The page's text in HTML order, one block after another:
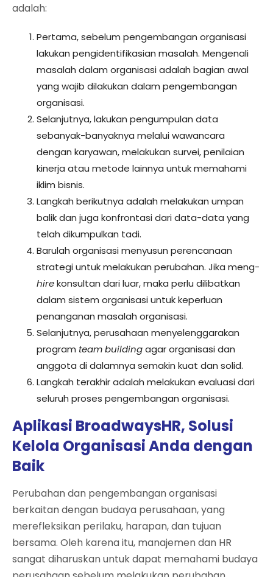
adalah:
Pertama, sebelum pengembangan organisasi
lakukan pengidentifikasian masalah. Mengenali
masalah dalam organisasi adalah bagian awal
yang wajib dilakukan dalam pengembangan
organisasi.
Selanjutnya, lakukan pengumpulan data
sebanyak-banyaknya melalui wawancara
dengan karyawan, melakukan survei, penilaian
kinerja atau metode lainnya untuk memahami
iklim bisnis.
Langkah berikutnya adalah melakukan umpan
balik dan juga konfrontasi dari data-data yang
telah dikumpulkan tadi.
Barulah organisasi menyusun perencanaan
strategi untuk melakukan perubahan. Jika meng-
hirekonsultan dari luar, maka perlu dilibatkan
dalam sistem organisasi untuk keperluan
penanganan masalah organisasi.
Selanjutnya, perusahaan menyelenggarakan
program team buildingagar organisasi dan
anggota di dalamnya semakin kuat dan solid.
Langkah terakhir adalah melakukan evaluasi dari
seluruh proses pengembangan organisasi.
Aplikasi BroadwaysHR, Solusi
Kelola Organisasi Anda dengan
Baik
Perubahan dan pengembangan organisasi
berkaitan dengan budaya perusahaan, yang
merefleksikan perilaku, harapan, dan tujuan
bersama. Oleh karena itu, manajemen dan HR
sangat diharuskan untuk dapat memahami budaya